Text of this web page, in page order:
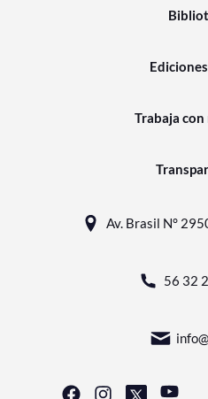
Trabaja
Av. Brasil N°
56 32